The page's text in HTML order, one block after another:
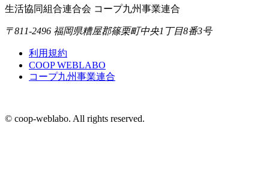
生活協同組合連合会 コープ九州事業連合
〒811-2496 福岡県糟屋郡篠栗町中央1丁目8番3号
利用規約
COOP WEBLABO
コープ九州事業連合
© coop-weblabo. All rights reserved.